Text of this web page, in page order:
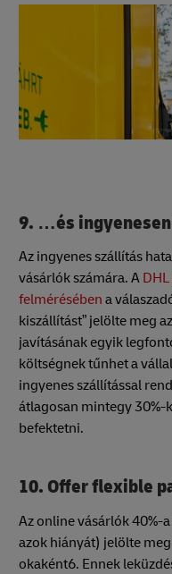
9. …és
Az ingyenes szállítás
vásárlók számára. A
felmérésében a
kiszállítást” jelölte meg
javításának egyik
költségnek tűnhet a
ingyenes szállítással
átlagosan mintegy 30%-
befektetni.
10. Offer flexible
Az online vásárlók 40%-
azok hiányát) jelölte
okaként6. Ennek